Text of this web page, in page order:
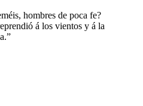
hombres de poca fe?
á los vientos y á la
”